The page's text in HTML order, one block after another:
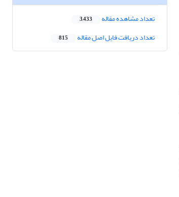
تعداد مشاهده مقاله 3,433
تعداد دریافت فایل اصل مقاله 815